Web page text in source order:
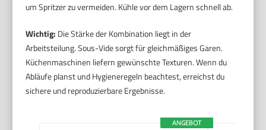
um Spritzer zu vermeiden. Kühle vor dem Lagern schnell ab.
Wichtig: Die Stärke der Kombination liegt in der
Arbeitsteilung. Sous-Vide sorgt für gleichmäßiges Garen.
Küchenmaschinen liefern gewünschte Texturen. Wenn du
Abläufe planst und Hygieneregeln beachtest, erreichst du
sichere und reproduzierbare Ergebnisse.
ANGEBOT